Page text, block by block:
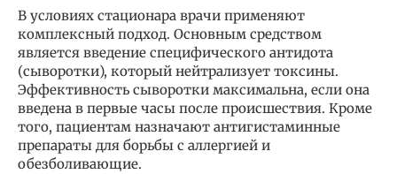
В условиях стационара врачи применяют
комплексный подход. Основным средством
является введение специфического антидота
(сыворотки), который нейтрализует токсины.
Эффективность сыворотки максимальна, если она
введена в первые часы после происшествия. Кроме
того, пациентам назначают антигистаминные
препараты для борьбы с аллергией и
обезболивающие.